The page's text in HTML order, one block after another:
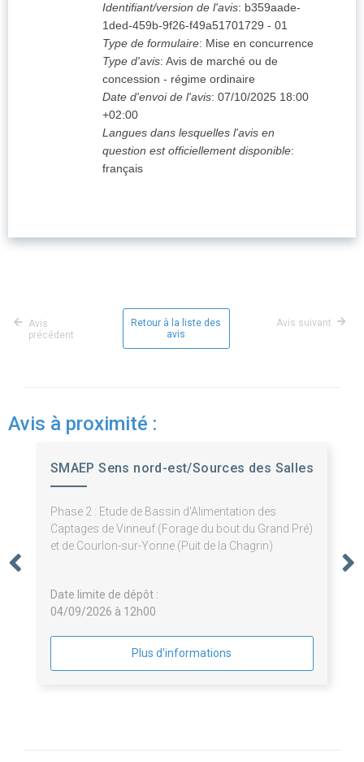
Identifiant/version de l'avis: b359aade-
1ded-459b-9f26-f49a51701729 - 01
Type de formulaire: Mise en concurrence
Type d'avis: Avis de marché ou de
concession - régime ordinaire
Date d'envoi de l'avis: 07/10/2025 18:00
+02:00
Langues dans lesquelles l'avis en
question est officiellement disponible:
français
Avis
précédent
Retour à la liste des
avis
Avis suivant
Avis à proximité :
SMAEP Sens nord-est/Sources des Salles
Phase 2 : Etude de Bassin d'Alimentation des
Captages de Vinneuf (Forage du bout du Grand Pré)
et de Courlon-sur-Yonne (Puit de la Chagrin)
Date limite de dépôt :
04/09/2026 à 12h00
Plus d'informations